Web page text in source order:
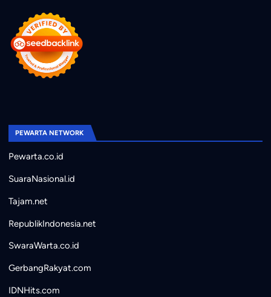
PEWARTA NETWORK
Pewarta.co.id
SuaraNasional.id
Tajam.net
RepublikIndonesia.net
SwaraWarta.co.id
GerbangRakyat.com
IDNHits.com